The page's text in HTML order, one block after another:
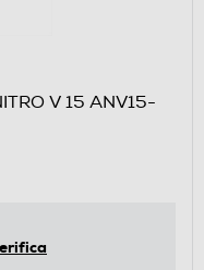
V 15 ANV15-